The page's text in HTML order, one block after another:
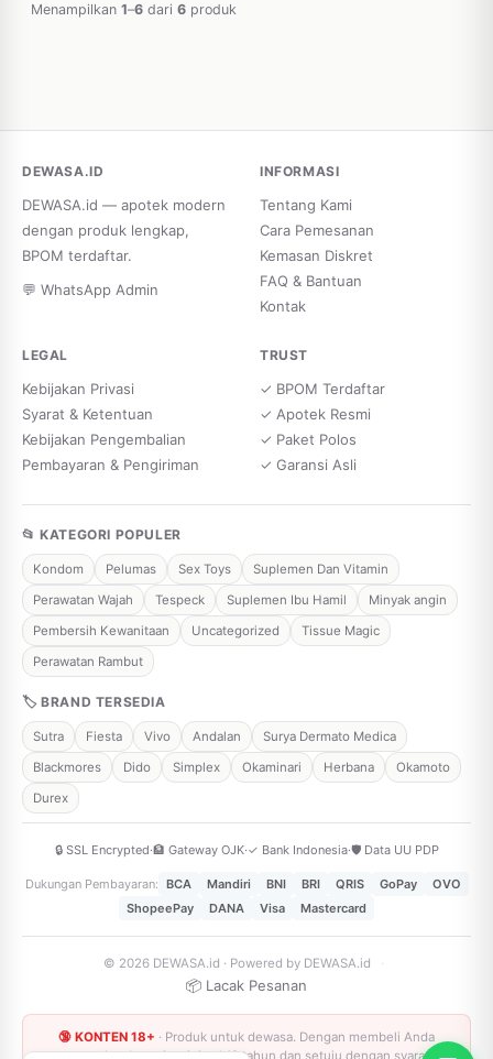
Menampilkan 1–6 dari 6 produk
DEWASA.ID
DEWASA.id — apotek modern
dengan produk lengkap,
BPOM terdaftar.
💬 WhatsApp Admin
INFORMASI
Tentang Kami
Cara Pemesanan
Kemasan Diskret
FAQ & Bantuan
Kontak
LEGAL
Kebijakan Privasi
Syarat & Ketentuan
Kebijakan Pengembalian
Pembayaran & Pengiriman
TRUST
✓ BPOM Terdaftar
✓ Apotek Resmi
✓ Paket Polos
✓ Garansi Asli
📂 KATEGORI POPULER
Kondom Pelumas Sex Toys
Suplemen Dan Vitamin
Perawatan Wajah
Tespeck Suplemen Ibu Hamil
Minyak angin
Pembersih Kewanitaan
Uncategorized
Tissue Magic
Perawatan Rambut
🏷 BRAND TERSEDIA
Sutra Fiesta Vivo Andalan
Surya Dermato Medica
Blackmores
Dido Simplex Okaminari Herbana
Okamoto
Durex
🔒 SSL Encrypted·🏦 Gateway OJK·✓ Bank Indonesia·🛡️ Data UU PDP
Dukungan Pembayaran: BCA Mandiri BNI BRI QRIS GoPay
OVO
ShopeePay
DANA Visa Mastercard
© 2026 DEWASA.id · Powered by DEWASA.id ·
📦 Lacak Pesanan
🔞 KONTEN 18+ · Produk untuk dewasa. Dengan membeli Anda
menyatakan berusia minimal 18 tahun dan setuju dengan syarat &